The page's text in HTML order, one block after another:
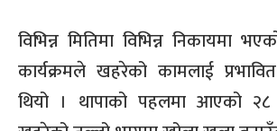
विभिन्न मितिमा विभिन्न निकायमा
कार्यक्रमले खहरेको कामलाई
थियो । थापाको पहलमा आएको